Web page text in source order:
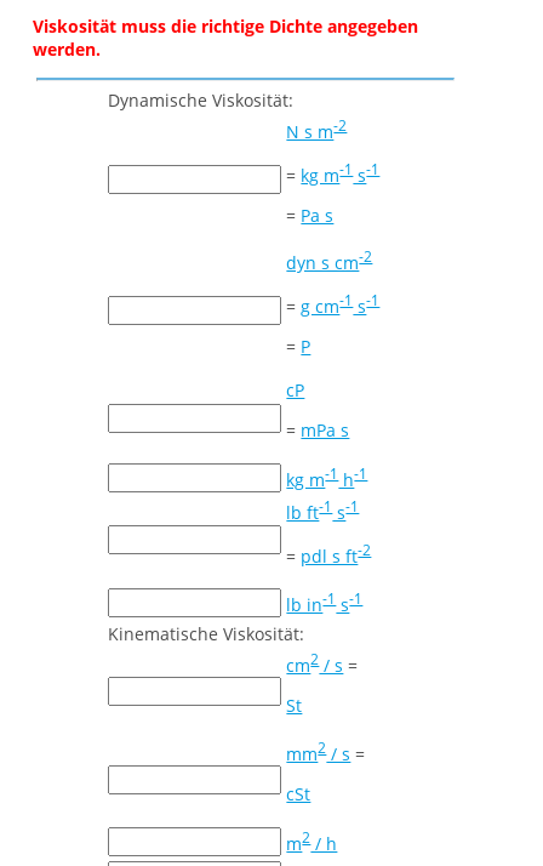
Viskosität muss die richtige Dichte angegeben
werden.
Dynamische Viskosität:
N s m-2
= kg m-1s-1
= Pa s
dyn s cm-2
=g cm-1s-1
= P
cP
= mPa s
kg m-1h-1
lb ft-1s-1
= pdl s ft-2
lb in-1s-1
Kinematische Viskosität:
cm2/ s =
St
mm2/ s =
cSt
m2/ h